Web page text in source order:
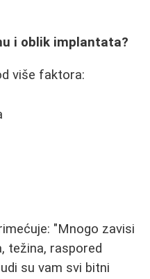
i oblik implantata?
više faktora:
"Mnogo zavisi
težina, raspored
su vam svi bitni